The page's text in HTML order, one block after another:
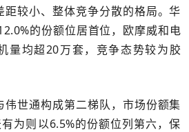
较小、整体竞争分散的格局。华
的份额位居首位，欧摩威和电
量均超20万套，竞争态势较为胶
伟世通构成第二梯队，市场份额集
为则以6.5%的份额位列第六，保